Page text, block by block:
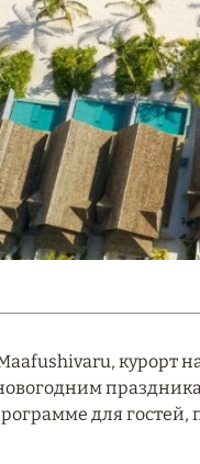
курорт
для гостей,